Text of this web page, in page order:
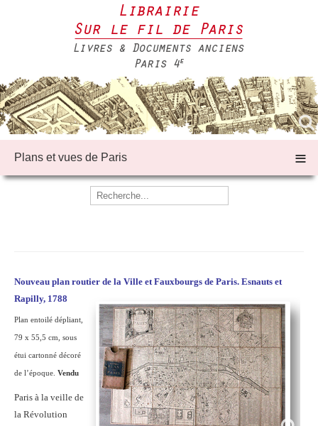
Plans et vues de Paris ≡
Nouveau plan routier de la Ville et Fauxbourgs de Paris. Esnauts et
Rapilly, 1788
Plan entoilé dépliant,
79 x 55,5 cm, sous
étui cartonné décoré
de l’époque. Vendu
Paris à la veille de
la Révolution